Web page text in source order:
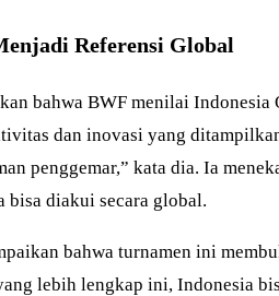
Referensi Global
bahwa BWF menilai
dan inovasi yang
penggemar,” kata dia. Ia
bisa diakui secara global.
bahwa turnamen ini
lebih lengkap ini, Indonesia